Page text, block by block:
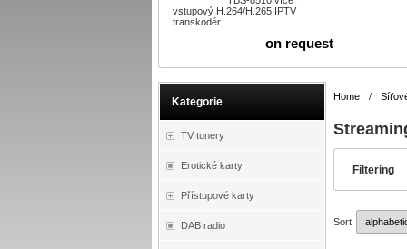
vstupový H.264/H.265 IPTV
transkodér
on request
Kategorie
TV tunery
Erotické karty
Přístupové karty
DAB radio
Home /
Filtering
Sort